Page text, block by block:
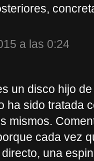
a las 0:24
un disco hijo
ha sido tratada
mismos.
cada vez
una